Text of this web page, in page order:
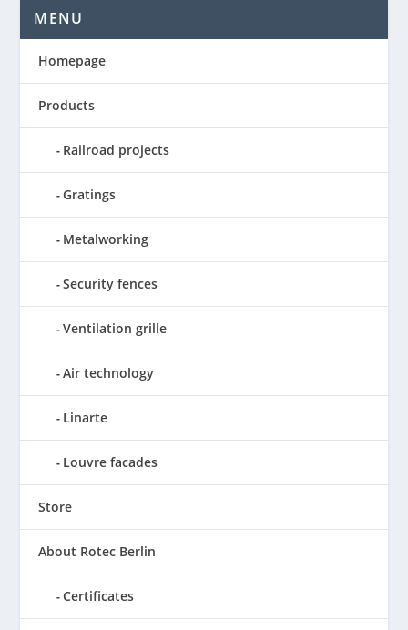
MENU
Homepage
Products
Railroad projects
Gratings
Metalworking
Security fences
Ventilation grille
Air technology
Linarte
Louvre facades
Store
About Rotec Berlin
Certificates